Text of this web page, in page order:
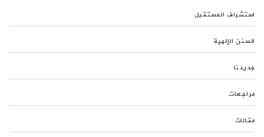
استشراف المستقبل
السنن الإلهية
جديدنا
مراجعات
مقالات